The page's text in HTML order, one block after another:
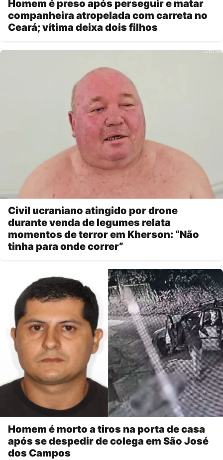
Homem é preso após perseguir e matar
companheira atropelada com carreta no
Ceará; vítima deixa dois filhos
Civil ucraniano atingido por drone
durante venda de legumes relata
momentos de terror em Kherson: “Não
tinha para onde correr”
Homem é morto a tiros na porta de casa
após se despedir de colega em São José
dos Campos